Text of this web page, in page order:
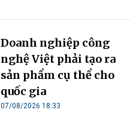
Doanh nghiệp công
nghệ Việt phải tạo ra
sản phẩm cụ thể cho
quốc gia
07/08/2026 18:33